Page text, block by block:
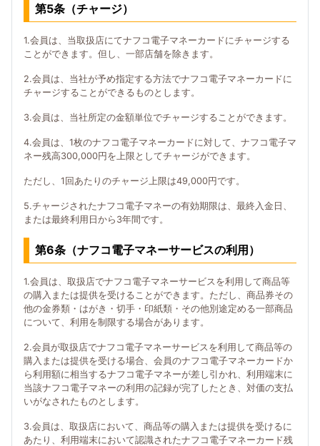
第5条（チャージ）
1.会員は、当取扱店にてナフコ電子マネーカードにチャージする
ことができます。但し、一部店舗を除きます。
2.会員は、当社が予め指定する方法でナフコ電子マネーカードに
チャージすることができるものとします。
3.会員は、当社所定の金額単位でチャージすることができます。
4.会員は、1枚のナフコ電子マネーカードに対して、ナフコ電子マ
ネー残高300,000円を上限としてチャージができます。
ただし、1回あたりのチャージ上限は49,000円です。
5.チャージされたナフコ電子マネーの有効期限は、最終入金日、
または最終利用日から3年間です。
第6条（ナフコ電子マネーサービスの利用）
1.会員は、取扱店でナフコ電子マネーサービスを利用して商品等
の購入または提供を受けることができます。ただし、商品券その
他の金券類・はがき・切手・印紙類・その他別途定める一部商品
について、利用を制限する場合があります。
2.会員が取扱店でナフコ電子マネーサービスを利用して商品等の
購入または提供を受ける場合、会員のナフコ電子マネーカードか
ら利用額に相当するナフコ電子マネーが差し引かれ、利用端末に
当該ナフコ電子マネーの利用の記録が完了したとき、対価の支払
いがなされたものとします。
3.会員は、取扱店において、商品等の購入または提供を受けるに
あたり、利用端末において認識されたナフコ電子マネーカード残